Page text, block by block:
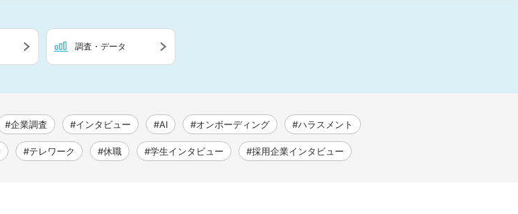
調査・データ
#企業調査 #インタビュー #AI #オンボーディング #ハラスメント
#テレワーク #休職 #学生インタビュー #採用企業インタビュー